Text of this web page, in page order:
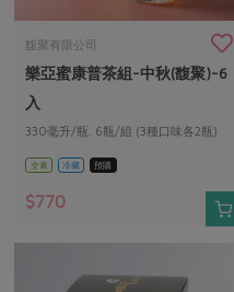
馥聚有限公司
樂亞蜜康普茶組-中秋(馥聚)-6
入
330毫升/瓶. 6瓶/組 (3種口味各2瓶)
全素 冷藏 預購
$770